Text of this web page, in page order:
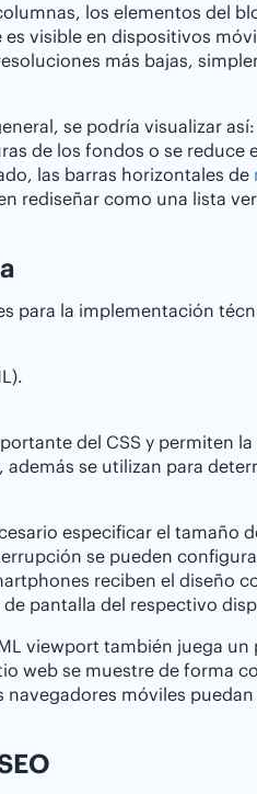
los elementos del
visible en dispositivos
más bajas,
se podría visualizar
de los fondos o se
las barras horizontales de
rediseñar como una lista
para la implementación
del CSS y permiten
se utilizan para
especificar el tamaño
se pueden
reciben el diseño
pantalla del respectivo
viewport también juega
web se muestre de forma
navegadores móviles